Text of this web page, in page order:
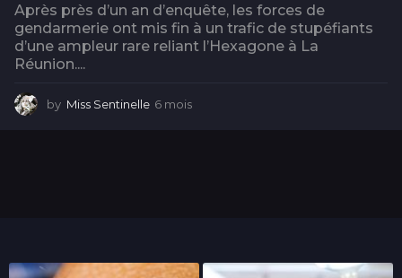
Après près d’un an d’enquête, les forces de
gendarmerie ont mis fin à un trafic de stupéfiants
d’une ampleur rare reliant l’Hexagone à La
Réunion....
by Miss Sentinelle 6 mois